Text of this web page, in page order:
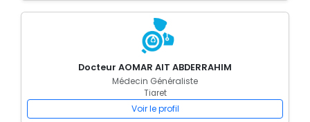
Docteur AOMAR AIT ABDERRAHIM
Médecin Généraliste
Tiaret
Voir le profil